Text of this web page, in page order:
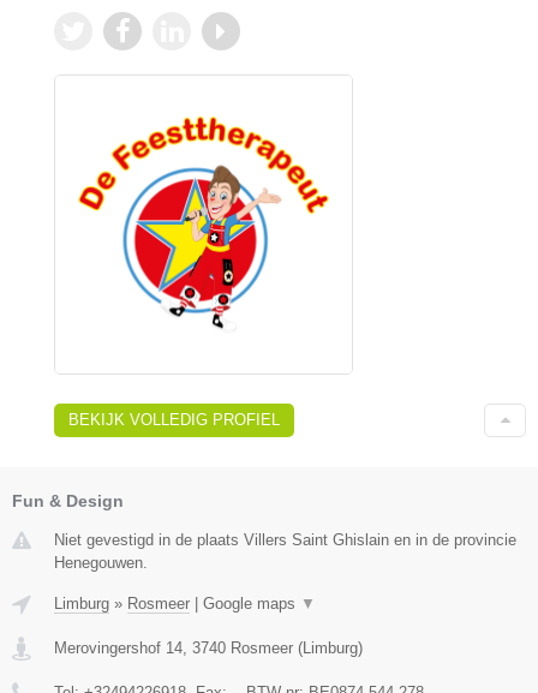
BEKIJK VOLLEDIG PROFIEL
Fun & Design
Niet gevestigd in de plaats Villers Saint Ghislain en in de provincie
Henegouwen.
Limburg » Rosmeer | Google maps ▼
Merovingershof 14 3740 Rosmeer (Limburg)